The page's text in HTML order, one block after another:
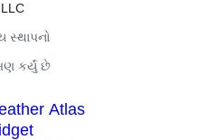
સ્થાપનો
કર્યું છે
Atlas